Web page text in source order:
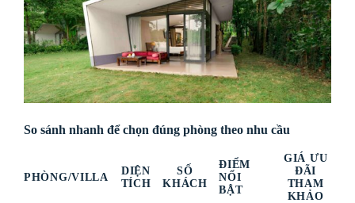
So sánh nhanh để chọn đúng phòng theo nhu cầu
PHÒNG/VILLA
DIỆN
TÍCH
SỐ
KHÁCH
ĐIỂM
NỔI
BẬT
GIÁ ƯU
ĐÃI
THAM
KHẢO